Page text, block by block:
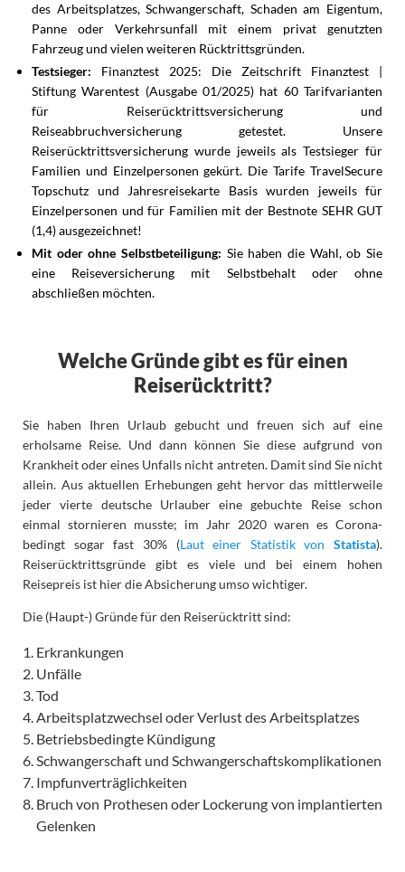
des Arbeitsplatzes, Schwangerschaft, Schaden am Eigentum,
Panne oder Verkehrsunfall mit einem privat genutzten
Fahrzeug und vielen weiteren Rücktrittsgründen.
Testsieger: Finanztest 2025: Die Zeitschrift Finanztest |
Stiftung Warentest (Ausgabe 01/2025) hat 60 Tarifvarianten
für Reiserücktrittsversicherung und
Reiseabbruchversicherung getestet. Unsere
Reiserücktrittsversicherung wurde jeweils als Testsieger für
Familien und Einzelpersonen gekürt. Die Tarife TravelSecure
Topschutz und Jahresreisekarte Basis wurden jeweils für
Einzelpersonen und für Familien mit der Bestnote SEHR GUT
(1,4) ausgezeichnet!
Mit oder ohne Selbstbeteiligung: Sie haben die Wahl, ob Sie
eine Reiseversicherung mit Selbstbehalt oder ohne
abschließen möchten.
Welche Gründe gibt es für einen
Reiserücktritt?
Sie haben Ihren Urlaub gebucht und freuen sich auf eine
erholsame Reise. Und dann können Sie diese aufgrund von
Krankheit oder eines Unfalls nicht antreten. Damit sind Sie nicht
allein. Aus aktuellen Erhebungen geht hervor das mittlerweile
jeder vierte deutsche Urlauber eine gebuchte Reise schon
einmal stornieren musste; im Jahr 2020 waren es Corona-
bedingt sogar fast 30% (Laut einer Statistik von Statista).
Reiserücktrittsgründe gibt es viele und bei einem hohen
Reisepreis ist hier die Absicherung umso wichtiger.
Die (Haupt-) Gründe für den Reiserücktritt sind:
Erkrankungen
Unfälle
Tod
Arbeitsplatzwechsel oder Verlust des Arbeitsplatzes
Betriebsbedingte Kündigung
Schwangerschaft und Schwangerschaftskomplikationen
Impfunverträglichkeiten
Bruch von Prothesen oder Lockerung von implantierten
Gelenken